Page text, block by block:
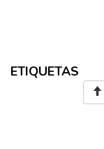
ETIQUETAS